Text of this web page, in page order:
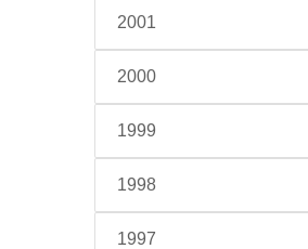
2001
2000
1999
1998
1997